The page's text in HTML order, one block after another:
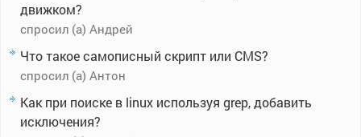
движком?
спросил (а) Андрей
Что такое самописный скрипт или CMS?
спросил (а) Антон
Как при поиске в linux используя grep, добавить
исключения?